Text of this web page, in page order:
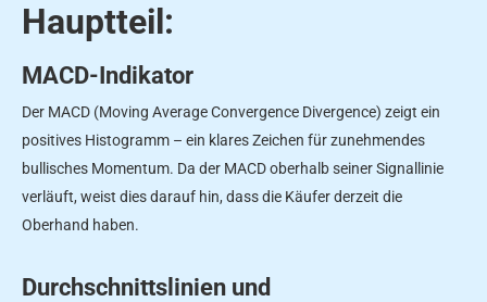
Hauptteil:
MACD-Indikator
Der MACD (Moving Average Convergence Divergence) zeigt ein
positives Histogramm – ein klares Zeichen für zunehmendes
bullisches Momentum. Da der MACD oberhalb seiner Signallinie
verläuft, weist dies darauf hin, dass die Käufer derzeit die
Oberhand haben.
Durchschnittslinien und